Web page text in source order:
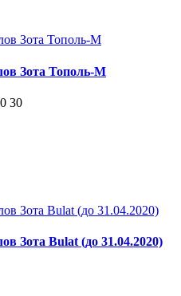
Зота Тополь-М
30
Зота Bulat (до 31.04.2020)